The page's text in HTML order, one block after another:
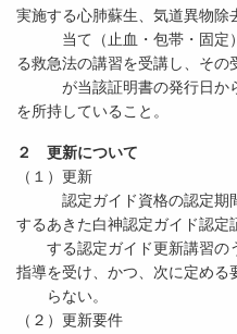
実施する心肺蘇生、気道異物除
当て（止血・包帯・固定）
る救急法の講習を受講し、その
が当該証明書の発行日から
を所持していること。
２ 更新について
（１）更新
認定ガイド資格の認定期間
するあきた白神認定ガイド認定
する認定ガイド更新講習の
指導を受け、かつ、次に定める
らない。
（２）更新要件